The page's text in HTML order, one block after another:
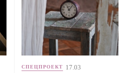
СПЕЦПРОЕКТ 17.03